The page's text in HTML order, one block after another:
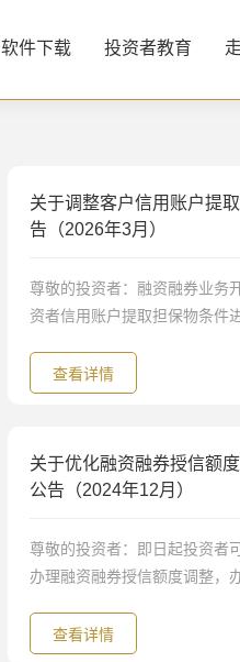
软件下载 投资者教育
关于调整客户信用账户提
告（2026年3月）
尊敬的投资者：融资融券业务
资者信用账户提取担保物条件
查看详情
关于优化融资融券授信额
公告（2024年12月）
尊敬的投资者：即日起投资者
办理融资融券授信额度调整，
查看详情